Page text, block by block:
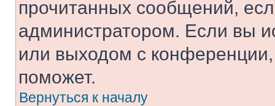
прочитанных сообщений,
администратором. Если вы
или выходом с
поможет.
Вернуться к началу